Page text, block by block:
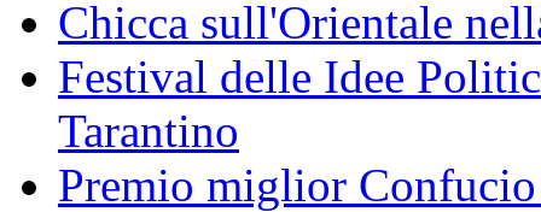
Chicca sull'Orientale
Festival delle Idee
Tarantino
Premio miglior